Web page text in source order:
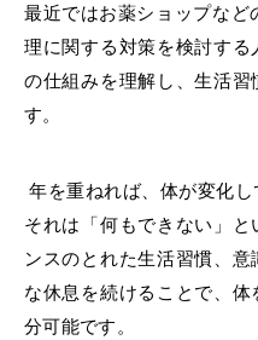
最近ではお薬ショップなど
理に関する対策を検討す
の仕組みを理解し、生活
す。
年を重ねれば、体が変化し
それは「何もできない」
ンスのとれた生活習慣、
な休息を続けることで、
分可能です。